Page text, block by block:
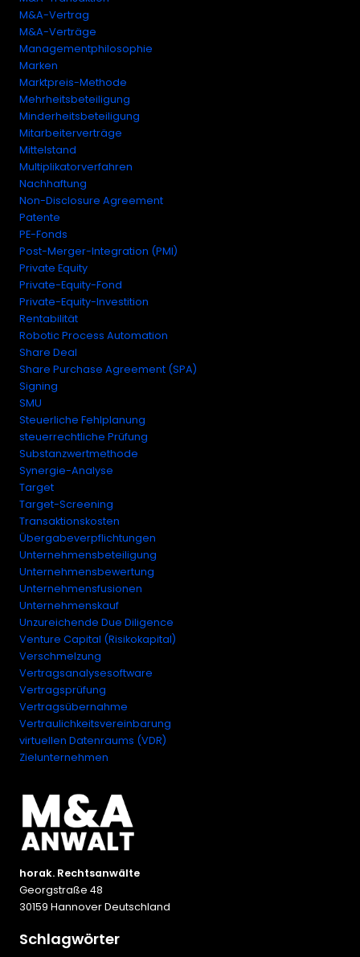
M&A-Vertrag
M&A-Verträge
Managementphilosophie
Marken
Marktpreis-Methode
Mehrheitsbeteiligung
Minderheitsbeteiligung
Mitarbeiterverträge
Mittelstand
Multiplikatorverfahren
Nachhaftung
Non-Disclosure Agreement
Patente
PE-Fonds
Post-Merger-Integration (PMI)
Private Equity
Private-Equity-Fond
Private-Equity-Investition
Rentabilität
Robotic Process Automation
Share Deal
Share Purchase Agreement (SPA)
Signing
SMU
Steuerliche Fehlplanung
steuerrechtliche Prüfung
Substanzwertmethode
Synergie-Analyse
Target
Target-Screening
Transaktionskosten
Übergabeverpflichtungen
Unternehmensbeteiligung
Unternehmensbewertung
Unternehmensfusionen
Unternehmenskauf
Unzureichende Due Diligence
Venture Capital (Risikokapital)
Verschmelzung
Vertragsanalysesoftware
Vertragsprüfung
Vertragsübernahme
Vertraulichkeitsvereinbarung
virtuellen Datenraums (VDR)
Zielunternehmen
horak. Rechtsanwälte
Georgstraße 48
30159 Hannover Deutschland
Schlagwörter